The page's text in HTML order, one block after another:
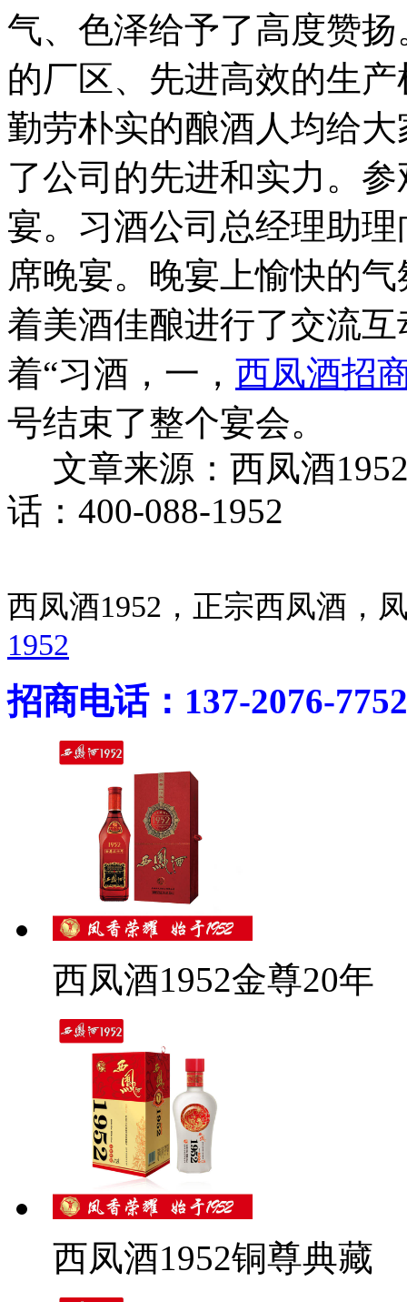
气、色泽给予了高度赞
的厂区、先进高效的生
勤劳朴实的酿酒人均给
了公司的先进和实力。
宴。习酒公司总经理助
席晚宴。晚宴上愉快的
着美酒佳酿进行了交流
着“习酒，一， 西凤酒招
号结束了整个宴会。
文章来源：西凤酒
话：400-088-1952
西凤酒1952，正宗西凤酒
1952
招商电话：137-2076-7752
西凤酒1952金尊20年
西凤酒1952铜尊典藏